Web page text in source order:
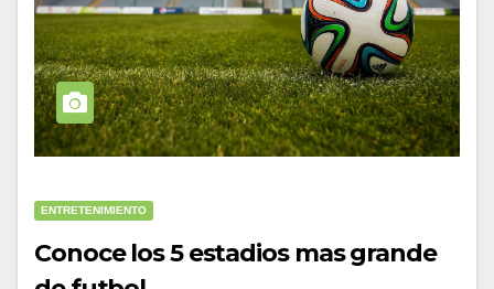
ENTRETENIMIENTO
Conoce los 5 estadios mas grande